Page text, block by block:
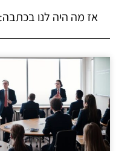
אז מה היה לנו בכתבה: